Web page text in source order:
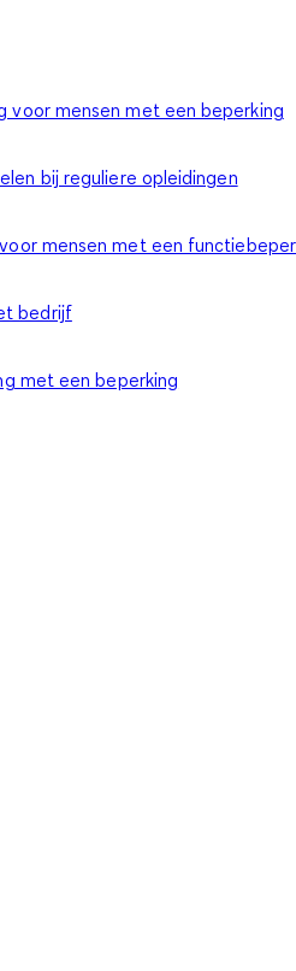
voor mensen met een beperking
bij reguliere opleidingen
mensen met een
bedrijf
met een beperking